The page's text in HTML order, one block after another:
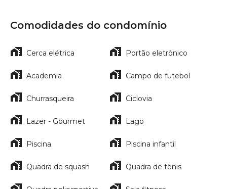
Comodidades do condomínio
Cerca elétrica Portão eletrônico
Academia Campo de futebol
Churrasqueira Ciclovia
Lazer - Gourmet Lago
Piscina Piscina infantil
Quadra de squash Quadra de tênis